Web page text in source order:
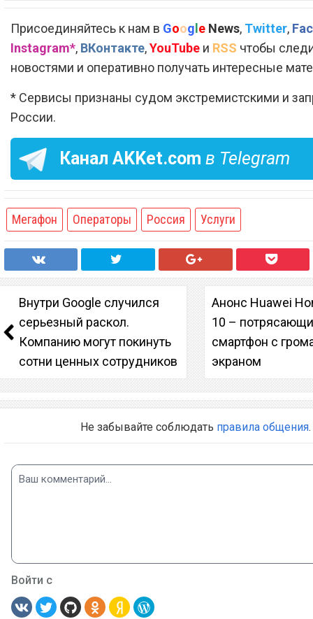
Присоединяйтесь к нам в Goog e News, Twitter,
Instagram*, ВКонтакте,YouTube и RSS чтобы
новостями и оперативно получать интересные
* Сервисы признаны судом экстремистскими и
России.
Канал AKKet.com в Telegram
Мегафон Операторы Россия Услуги
Внутри Google случился
серьезный раскол.
Компанию могут покинуть
сотни ценных сотрудников
Анонс Huawei
10 –
смартфон с
экраном
Не забывайте соблюдать правила общения.
Войти с